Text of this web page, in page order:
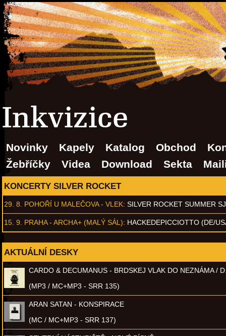
Inkvizice
Novinky Kapely Katalog Obchod
Žebříčky
Videa Download Sekta
KONCERTY SILVER ROCKET
29. 8. POHOŘÍ U MALEČOVA - VLEK: SILVER ROCKET SUMMER
15. 9. PRAHA - ARCHA+ (MALÝ SÁL): HACKEDEPICCIOTTO (DE/
AKTUÁLNÍ DESKY
CARDO & DECUMANUS - BRDSKEJ VLAK DO NEZNÁMA /
(MP3 / MC+MP3 - SRR 135)
ARAN SATAN - KONSPIRACE
(MC / MC+MP3 - SRR 137)